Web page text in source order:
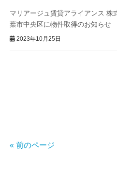
マリアージュ賃貸アライアンス 株
葉市中央区に物件取得のお知らせ
2023年10月25日
« 前のページ